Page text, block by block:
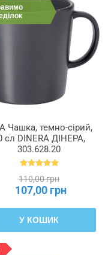
Чашка, темно-сірий,
сл DINERA ДІНЕРА,
303.628.20
110,00 грн
107,00 грн
У КОШИК